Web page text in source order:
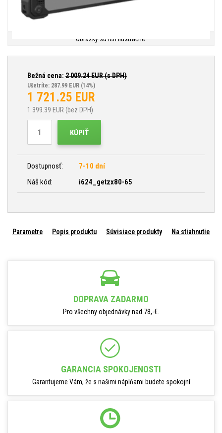
Obrázky sú len ilustračné.
Bežná cena: 2 009.24EUR (s DPH)
Ušetríte: 287.99 EUR (14%)
1 721.25 EUR
1 399.39 EUR (bez DPH)
KÚPIŤ
Dostupnosť:
7-10 dní
Náš kód:
i624_getzx80-65
Parametre Popis produktu Súvisiace produkty Na stiahnutie
DOPRAVA ZADARMO
Pro všechny objednávky nad 78,-€.
GARANCIA SPOKOJENOSTI
Garantujeme Vám, že s našimi náplňami budete spokojní